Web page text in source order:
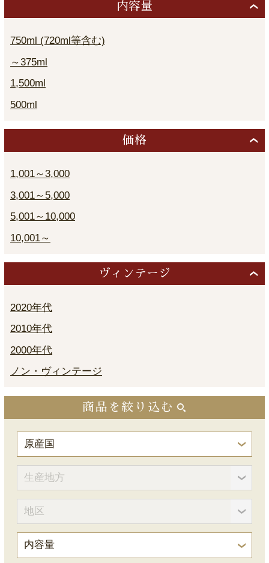
内容量
750ml (720ml等含む)
～375ml
1,500ml
500ml
価格
1,001～3,000
3,001～5,000
5,001～10,000
10,001～
ヴィンテージ
2020年代
2010年代
2000年代
ノン・ヴィンテージ
商品を絞り込む